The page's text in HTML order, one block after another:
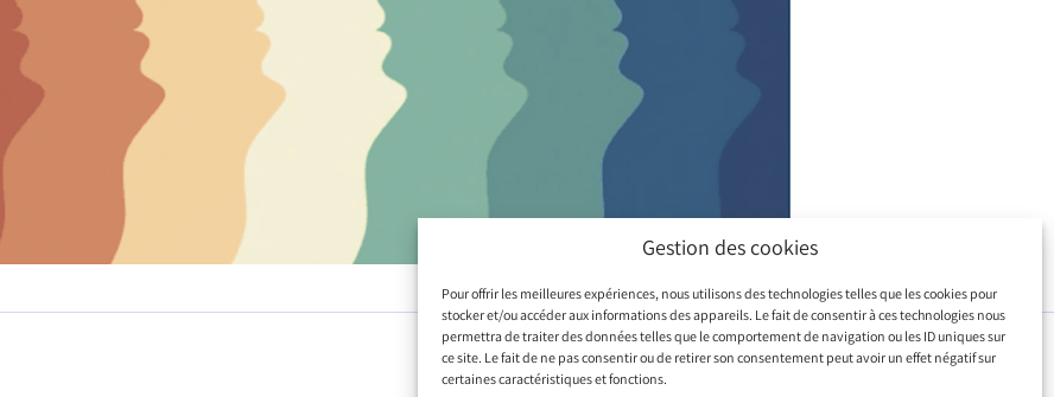
Gestion des cookies
Pour offrir les meilleures expériences, nous utilisons des technologies telles que les cookies pour
stocker et/ou accéder aux informations des appareils. Le fait de consentir à ces technologies nous
permettra de traiter des données telles que le comportement de navigation ou les ID uniques sur
ce site. Le fait de ne pas consentir ou de retirer son consentement peut avoir un effet négatif sur
certaines caractéristiques et fonctions.
SUIVANT
Stéréotypes sur la santé mentale : le nouveau défi managérial